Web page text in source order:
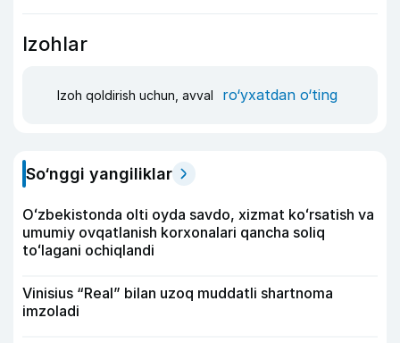
Izohlar
Izoh qoldirish uchun, avval ro‘yxatdan o‘ting
So‘nggi yangiliklar
Oʻzbekistonda olti oyda savdo, xizmat koʻrsatish va
umumiy ovqatlanish korxonalari qancha soliq
toʻlagani ochiqlandi
Vinisius “Real” bilan uzoq muddatli shartnoma
imzoladi